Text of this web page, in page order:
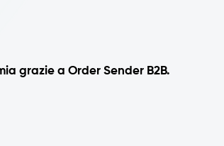
grazie a Order Sender B2B.